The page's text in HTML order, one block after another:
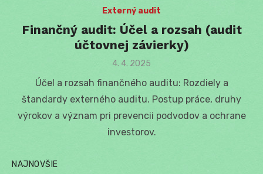
Externý audit
Finančný audit: Účel a rozsah (audit
účtovnej závierky)
Posted
4. 4. 2025
Účel a rozsah finančného auditu: Rozdiely a
štandardy externého auditu. Postup práce, druhy
výrokov a význam pri prevencii podvodov a ochrane
investorov.
NAJNOVŠIE